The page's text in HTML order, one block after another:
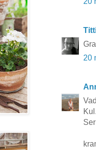
20